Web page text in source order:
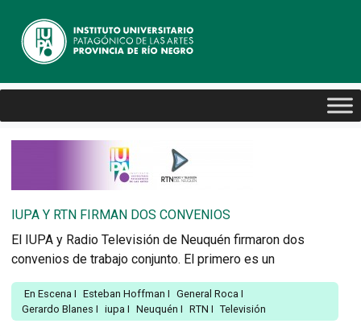
IUPA Y RTN FIRMAN DOS CONVENIOS
El IUPA y Radio Televisión de Neuquén firmaron dos
convenios de trabajo conjunto. El primero es un
En Escena I Esteban Hoffman I General Roca I
Gerardo Blanes I iupa I Neuquén I RTN I Televisión